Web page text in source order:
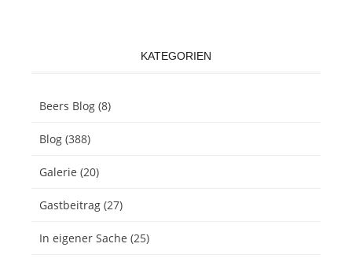
KATEGORIEN
Beers Blog (8)
Blog (388)
Galerie (20)
Gastbeitrag (27)
In eigener Sache (25)